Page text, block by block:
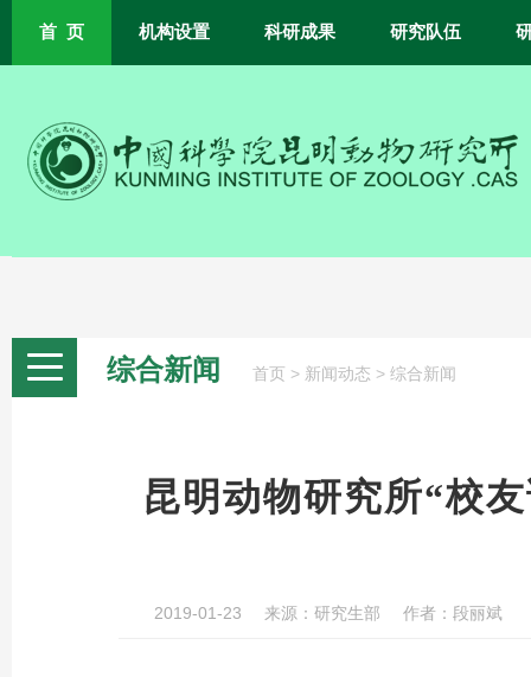
首 页 机构设置 科研成果 研究队伍
综合新闻 首页 > 新闻动态 > 综合新闻
昆明动物研究所“校
2019-01-23 来源： 研究生部 作者： 段丽斌